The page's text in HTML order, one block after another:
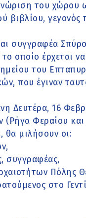
του
βιβλίου, γεγονός
συγγραφέα
οποίο έρχεται
του
που έγιναν
Δευτέρα, 16
(Ρήγα Φεραίου
θα μιλήσουν οι:
συγγραφέας,
Πόλης
στο